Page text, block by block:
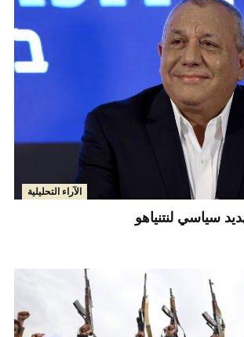
الآراء التحليلية
سياسي لنتنياهو